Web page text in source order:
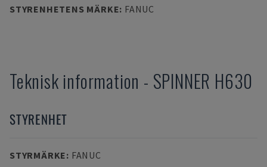
STYRENHETENS MÄRKE: FANUC
Teknisk information - SPINNER H630
STYRENHET
STYRMÄRKE: FANUC